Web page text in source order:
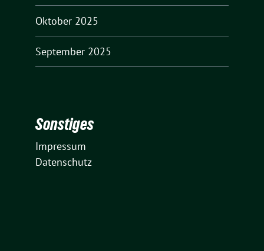
Oktober 2025
September 2025
Sonstiges
Impressum
Datenschutz